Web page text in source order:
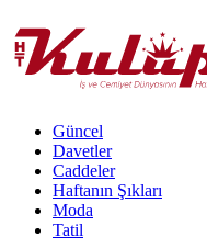
Güncel
Davetler
Caddeler
Haftanın Şıkları
Moda
Tatil